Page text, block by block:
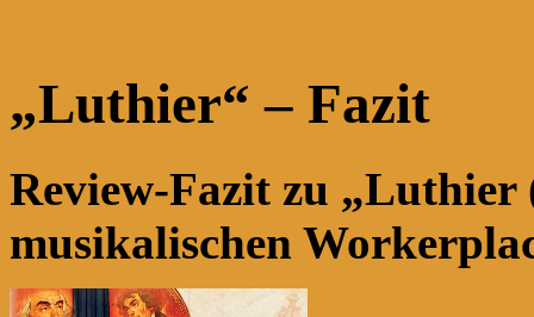
„Luthier“ – Fazit
Review-Fazit zu „Luthier
musikalischen